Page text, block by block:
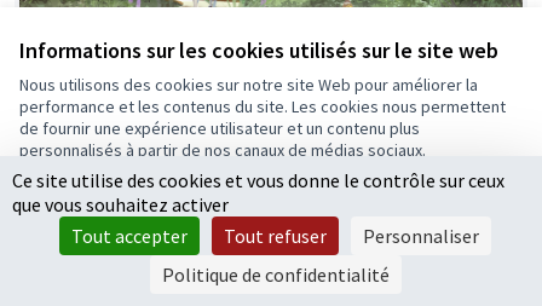
Informations sur les cookies utilisés sur le site web
Nous utilisons des cookies sur notre site Web pour améliorer la
performance et les contenus du site. Les cookies nous permettent
de fournir une expérience utilisateur et un contenu plus
personnalisés à partir de nos canaux de médias sociaux.
Tout accepter
Accepter seulement les cookies essentiels
Paramètres
Terra nostra, le jardin des possibles
Ce site utilise des cookies et vous donne le contrôle sur ceux
que vous souhaitez activer
Tout accepter
Tout refuser
Personnaliser
Politique de confidentialité